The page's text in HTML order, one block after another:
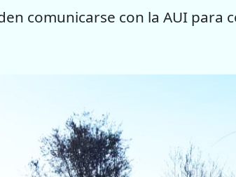
comunicarse con la AUI para